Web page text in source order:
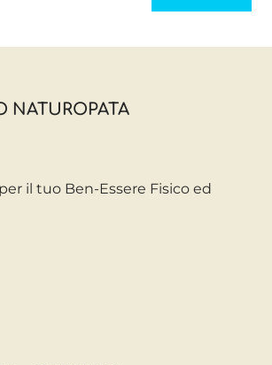
NATUROPATA
il tuo Ben-Essere Fisico ed